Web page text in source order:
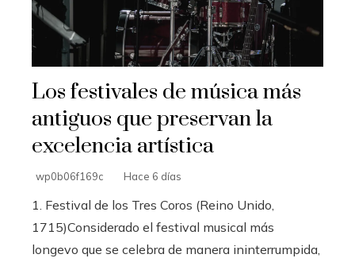
Los festivales de música más
antiguos que preservan la
excelencia artística
wp0b06f169c Hace 6 días
1. Festival de los Tres Coros (Reino Unido,
1715)Considerado el festival musical más
longevo que se celebra de manera ininterrumpida,